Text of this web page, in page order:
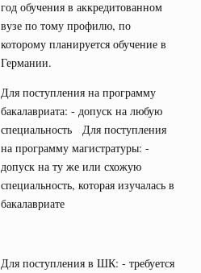
год обучения в аккредитованном
вузе по тому профилю, по
которому планируется обучение в
Германии.
Для поступления на программу
бакалавриата: - допуск на любую
специальность Для поступления
на программу магистратуры: -
допуск на ту же или схожую
специальность, которая изучалась в
бакалавриате
Для поступления в ШК: - требуется